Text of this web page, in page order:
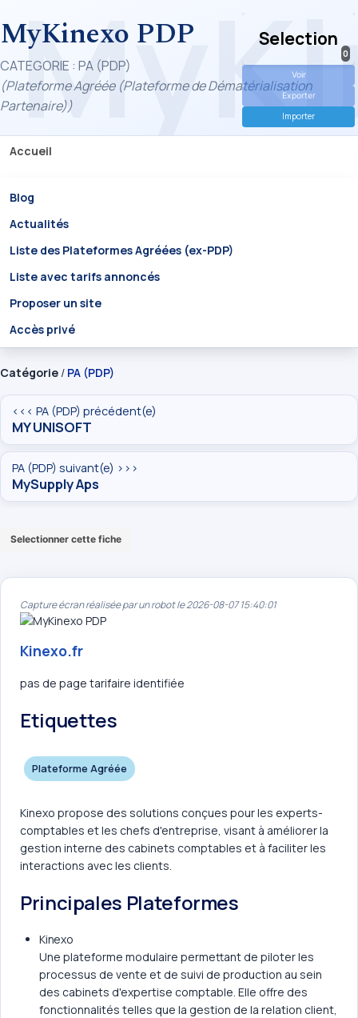
MyKinexo PDP
CATEGORIE : PA (PDP)
(Plateforme Agréée (Plateforme de Dématérialisation
Partenaire))
Accueil
Blog
Actualités
Liste des Plateformes Agréées (ex-PDP)
Liste avec tarifs annoncés
Proposer un site
Accès privé
Selection
0
Voir
Exporter
Importer
Catégorie / PA (PDP)
<<< PA (PDP) précédent(e)
MY UNISOFT
PA (PDP) suivant(e) >>>
MySupply Aps
Selectionner cette fiche
Capture écran réalisée par un robot le 2026-08-07 15:40:01
Kinexo.fr
pas de page tarifaire identifiée
Etiquettes
Plateforme Agréée
Kinexo propose des solutions conçues pour les experts-
comptables et les chefs d'entreprise, visant à améliorer la
gestion interne des cabinets comptables et à faciliter les
interactions avec les clients.
Principales Plateformes
Kinexo
Une plateforme modulaire permettant de piloter les
processus de vente et de suivi de production au sein
des cabinets d'expertise comptable. Elle offre des
fonctionnalités telles que la gestion de la relation client,